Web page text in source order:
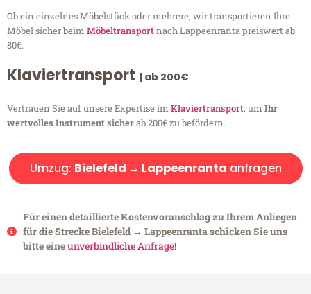
Ob ein einzelnes Möbelstück oder mehrere, wir transportieren Ihre
Möbel sicher beim Möbeltransportnach Lappeenranta preiswert ab
80€.
Klaviertransport | ab 200€
Vertrauen Sie auf unsere Expertise im Klaviertransport, um Ihr
wertvolles Instrument sicherab 200€ zu befördern.
Umzug: Bielefeld → Lappeenranta anfragen
Für einen detaillierte Kostenvoranschlag zu Ihrem Anliegen
für die Strecke Bielefeld → Lappeenranta schicken Sie uns
bitte eineunverbindliche Anfrage!